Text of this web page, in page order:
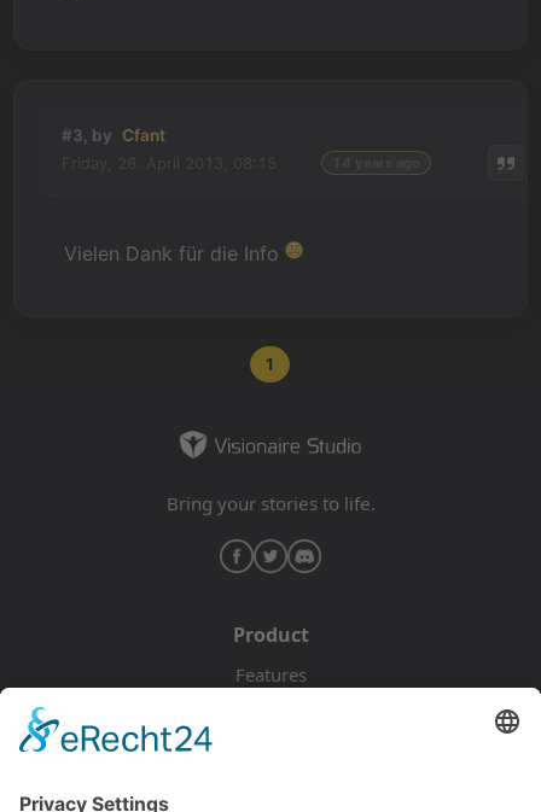
#3, by Cfant
Vielen Dank für die Info
1
Bring your stories to life.
Product
Features